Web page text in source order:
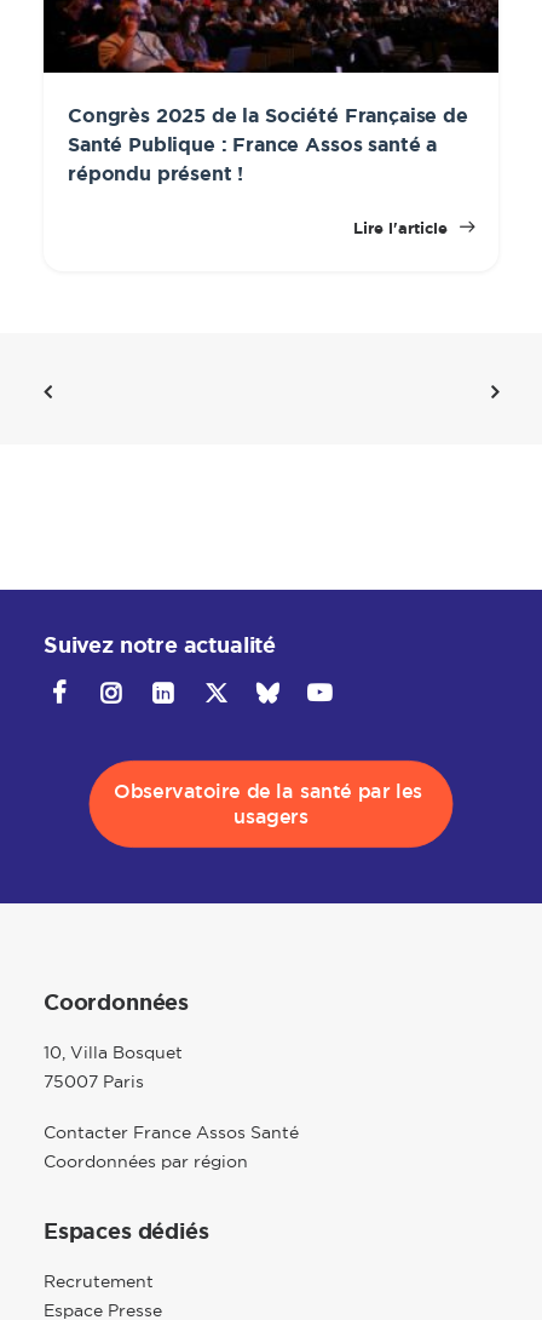
Congrès 2025 de la Société Française de
Santé Publique : France Assos santé a
répondu présent !
Lire l'article
Suivez notre actualité
Observatoire de la santé par les
usagers
Coordonnées
10, Villa Bosquet
75007 Paris
Contacter France Assos Santé
Coordonnées par région
Espaces dédiés
Recrutement
Espace Presse